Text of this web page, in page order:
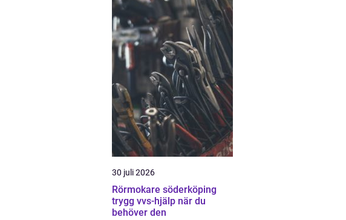
30 juli 2026
Rörmokare söderköping
trygg vvs-hjälp när du
behöver den